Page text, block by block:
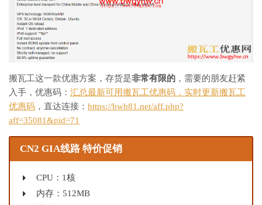
搬瓦工这一款优惠方案，存货是非常有限的 ，需要的朋友赶紧
入手，优惠码： 汇总最新可用搬瓦工优惠码，实时更新搬瓦工
优惠码 ，直达连接： https://bwh81.net/aff.php?
aff=35081&pid=71
CN2 GIA线路 特价促销
CPU：1核
内存：512MB